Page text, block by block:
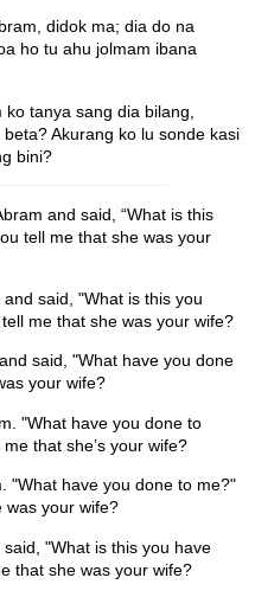
didok ma; dia do na
ho tu ahu jolmam ibana
tanya sang dia bilang,
Akurang ko lu sonde kasi
bini?
and said, “What is this
tell me that she was your
said, "What is this you
me that she was your wife?
said, "What have you done
your wife?
"What have you done to
that she’s your wife?
"What have you done to me?"
was your wife?
"What is this you have
that she was your wife?